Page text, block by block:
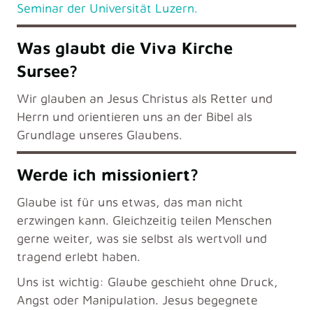
Seminar der Universität Luzern.
Was glaubt die Viva Kirche
Sursee?
Wir glauben an Jesus Christus als Retter und
Herrn und orientieren uns an der Bibel als
Grundlage unseres Glaubens.
Werde ich missioniert?
Glaube ist für uns etwas, das man nicht
erzwingen kann. Gleichzeitig teilen Menschen
gerne weiter, was sie selbst als wertvoll und
tragend erlebt haben.
Uns ist wichtig: Glaube geschieht ohne Druck,
Angst oder Manipulation. Jesus begegnete